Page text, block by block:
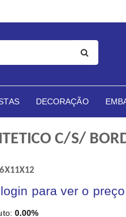
DECORAÇÃO
C/S/
para ver o preço
0.00%